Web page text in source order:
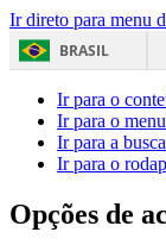
Ir direto para menu
BRASIL
Ir para o
Ir para o menu
Ir para a busca
Ir para o
Opções de